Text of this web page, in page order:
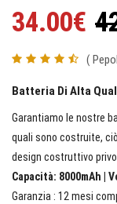
34.00€
(
Batteria Di Alta
Garantiamo le nostre
quali sono costruite,
design costruttivo
Capacità: 8000mAh |
Garanzia : 12 mesi